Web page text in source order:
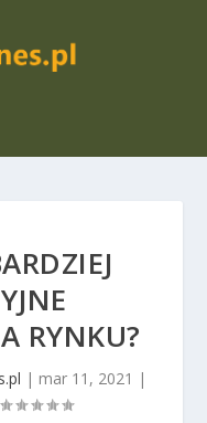
RYNKU?
| mar 11, 2021 |